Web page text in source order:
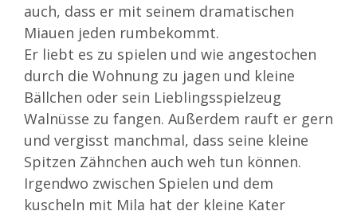
auch, dass er mit seinem dramatischen
Miauen jeden rumbekommt.
Er liebt es zu spielen und wie angestochen
durch die Wohnung zu jagen und kleine
Bällchen oder sein Lieblingsspielzeug
Walnüsse zu fangen. Außerdem rauft er gern
und vergisst manchmal, dass seine kleine
Spitzen Zähnchen auch weh tun können.
Irgendwo zwischen Spielen und dem
kuscheln mit Mila hat der kleine Kater